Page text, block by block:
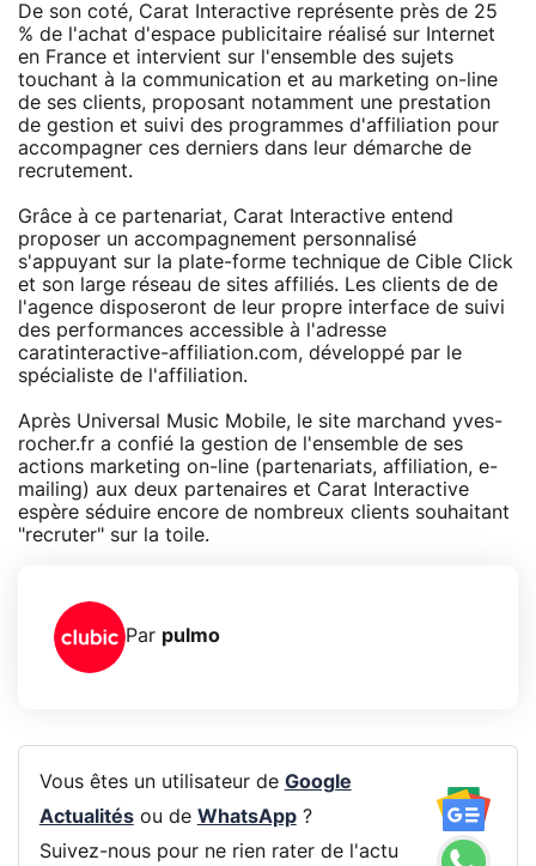
De son coté, Carat Interactive représente près de 25
% de l'achat d'espace publicitaire réalisé sur Internet
en France et intervient sur l'ensemble des sujets
touchant à la communication et au marketing on-line
de ses clients, proposant notamment une prestation
de gestion et suivi des programmes d'affiliation pour
accompagner ces derniers dans leur démarche de
recrutement.
Grâce à ce partenariat, Carat Interactive entend
proposer un accompagnement personnalisé
s'appuyant sur la plate-forme technique de Cible Click
et son large réseau de sites affiliés. Les clients de de
l'agence disposeront de leur propre interface de suivi
des performances accessible à l'adresse
caratinteractive-affiliation.com, développé par le
spécialiste de l'affiliation.
Après Universal Music Mobile, le site marchand yves-
rocher.fr a confié la gestion de l'ensemble de ses
actions marketing on-line (partenariats, affiliation, e-
mailing) aux deux partenaires et Carat Interactive
espère séduire encore de nombreux clients souhaitant
"recruter" sur la toile.
Par pulmo
Vous êtes un utilisateur de Google
Actualitésou de WhatsApp?
Suivez-nous pour ne rien rater de l'actu